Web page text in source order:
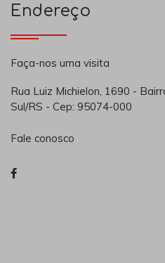
Endereço
Faça-nos uma visita
Rua Luiz Michielon, 1690 -
Sul/RS - Cep: 95074-000
Fale conosco